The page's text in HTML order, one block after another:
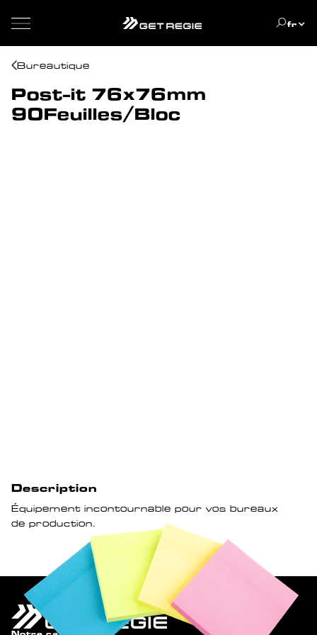
fr
Bureautique
Post-it 76x76mm
90Feuilles/Bloc
Description
Équipement incontournable pour vos bureaux
de production.